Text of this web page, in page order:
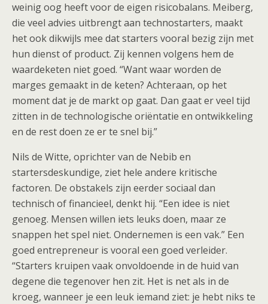
weinig oog heeft voor de eigen risicobalans. Meiberg,
die veel advies uitbrengt aan technostarters, maakt
het ook dikwijls mee dat starters vooral bezig zijn met
hun dienst of product. Zij kennen volgens hem de
waardeketen niet goed. “Want waar worden de
marges gemaakt in de keten? Achteraan, op het
moment dat je de markt op gaat. Dan gaat er veel tijd
zitten in de technologische oriëntatie en ontwikkeling
en de rest doen ze er te snel bij.”
Nils de Witte, oprichter van de Nebib en
startersdeskundige, ziet hele andere kritische
factoren. De obstakels zijn eerder sociaal dan
technisch of financieel, denkt hij. “Een idee is niet
genoeg. Mensen willen iets leuks doen, maar ze
snappen het spel niet. Ondernemen is een vak.” Een
goed entrepreneur is vooral een goed verleider.
“Starters kruipen vaak onvoldoende in de huid van
degene die tegenover hen zit. Het is net als in de
kroeg, wanneer je een leuk iemand ziet: je hebt niks te